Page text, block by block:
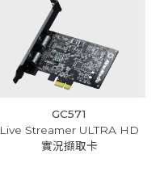
GC571
Live Streamer ULTRA HD
實況擷取卡